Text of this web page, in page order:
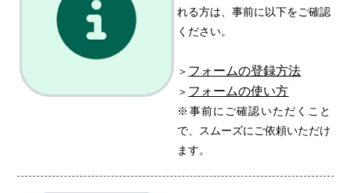
れる方は、事前に以下をご確認
ください。
＞ フォームの登録方法
＞ フォームの使い方
※事前にご確認いただくこと
で、スムーズにご依頼いただけ
ます。